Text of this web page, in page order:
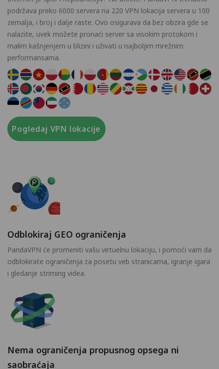
podržava preko 6000 servera na 220 VPN lokacija servera u 100
zemalja, i broj i dalje raste. Ovo osigurava da bez obzira gde se
nalazite, uvek možete pronaći server sa visokim protokom i
malim kašnjenjem u blizini i uživati u najboljim mrežnim
performansama.
Pogledaj VPN lokacije
Odblokiraj GEO ograničenja
PandaVPN će promeniti vašu virtuelnu lokaciju, i pomoći vam da
odblokirate ograničenja za posetu veb stranicama, igranje igara
i gledanje striming videa.
Nema ograničenja propusnog opsega ni
saobraćaja